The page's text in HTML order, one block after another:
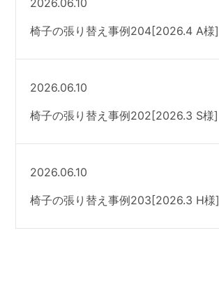
椅子の張り替え事例204[2026.4 A様]
2026.06.10
椅子の張り替え事例202[2026.3 S様]
2026.06.10
椅子の張り替え事例203[2026.3 H様]